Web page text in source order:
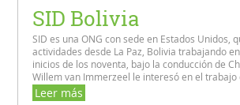
SID Bolivia
SID es una ONG con sede en Estados Unidos,
actividades desde La Paz, Bolivia trabajando
inicios de los noventa, bajo la conducción de
Willem van Immerzeel le interesó en el trabajo
Leer más